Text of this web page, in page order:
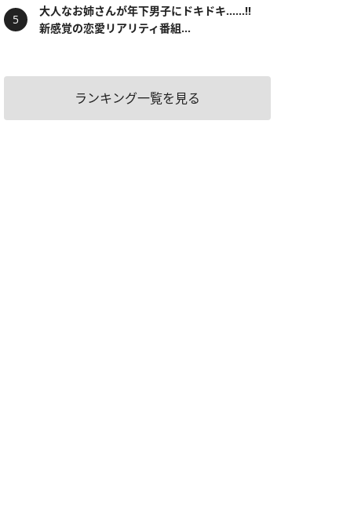
大人なお姉さんが年下男子にドキドキ……!!
新感覚の恋愛リアリティ番組...
ランキング一覧を見る